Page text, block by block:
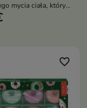
mycia ciała, który
oczyszcza skórę i
favorite_border